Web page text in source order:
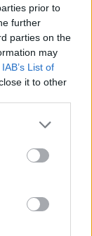
prior to
further
parties on the
may
IAB’s List of
it to other